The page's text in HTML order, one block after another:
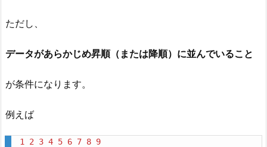
ただし、
データがあらかじめ昇順（または降順）に並んでいること
が条件になります。
例えば
1 2 3 4 5 6 7 8 9